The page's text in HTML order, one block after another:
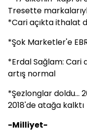
Tresette
*Cari açıkta ithalat
*Şok Marketler'e
*Erdal Sağlam: Cari
artış normal
*Şezlonglar doldu...
2018'de atağa kalktı
-Milliyet-